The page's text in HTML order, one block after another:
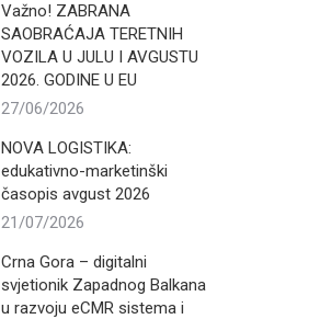
Važno! ZABRANA
SAOBRAĆAJA TERETNIH
VOZILA U JULU I AVGUSTU
2026. GODINE U EU
27/06/2026
NOVA LOGISTIKA:
edukativno-marketinški
časopis avgust 2026
21/07/2026
Crna Gora – digitalni
svjetionik Zapadnog Balkana
u razvoju eCMR sistema i